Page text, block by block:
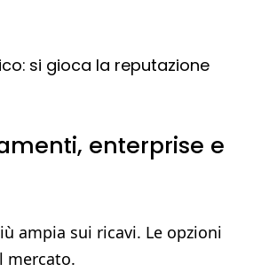
si gioca la reputazione
enterprise e
ampia sui ricavi. Le opzioni
mercato.